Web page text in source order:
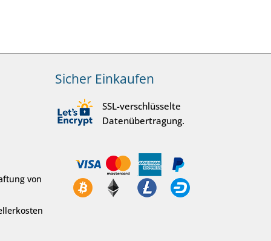
von
Sicher Einkaufen
SSL-verschlüsselte
Datenübertragung.